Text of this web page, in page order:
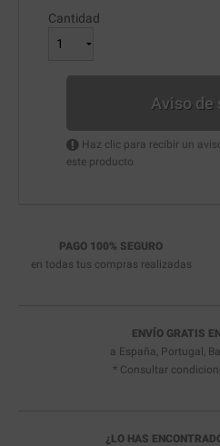
Cantidad
Aviso de
Haz clic para recibir un
este producto
PAGO 100% SEGURO
en todas tus compras realizadas
ENVÍO GRATIS
a España, Portugal,
* Consultar
¿LO HAS